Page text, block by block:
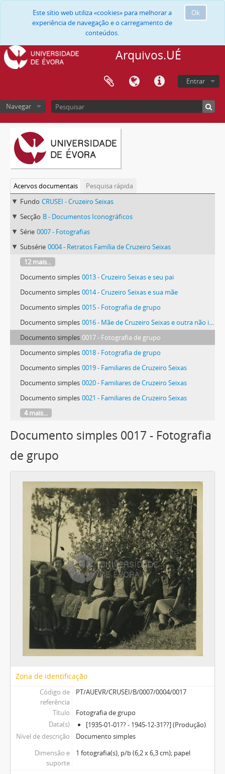
Ok
Este sítio web utiliza «cookies» para melhorar a
experiência de navegação e o carregamento de
conteúdos.
Arquivos.UÉ
Entrar
Navegar
Acervos documentais
Pesquisa rápida
Fundo CRUSEI - Cruzeiro Seixas
Secção B - Documentos Iconográficos
Série 0007 - Fotografias
Subsérie 0004 - Retratos Família de Cruzeiro Seixas
12 mais...
Documento simples 0013 - Cruzeiro Seixas e seu pai
Documento simples 0014 - Cruzeiro Seixas e sua mãe
Documento simples 0015 - Fotografia de grupo
Documento simples 0016 - Mãe de Cruzeiro Seixas e outra não identificada
Documento simples 0017 - Fotografia de grupo
Documento simples 0018 - Fotografia de grupo
Documento simples 0019 - Familiares de Cruzeiro Seixas
Documento simples 0020 - Familiares de Cruzeiro Seixas
Documento simples 0021 - Familiares de Cruzeiro Seixas
4 mais...
Documento simples 0017 - Fotografia
de grupo
Zona de identificação
Código de
referência
PT/AUEVR/CRUSEI/B/0007/0004/0017
Título
Fotografia de grupo
Data(s)
[1935-01-01?? - 1945-12-31??] (Produção)
Nível de descrição
Documento simples
Dimensão e
suporte
1 fotografia(s), p/b (6,2 x 6,3 cm); papel